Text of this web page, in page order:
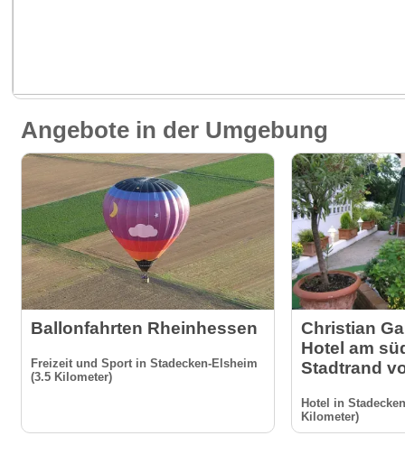
Angebote in der Umgebung
Ballonfahrten Rheinhessen
Freizeit und Sport in Stadecken-Elsheim
(3.5 Kilometer)
Christian
Hotel am
Stadtrand
Hotel in
Kilometer)